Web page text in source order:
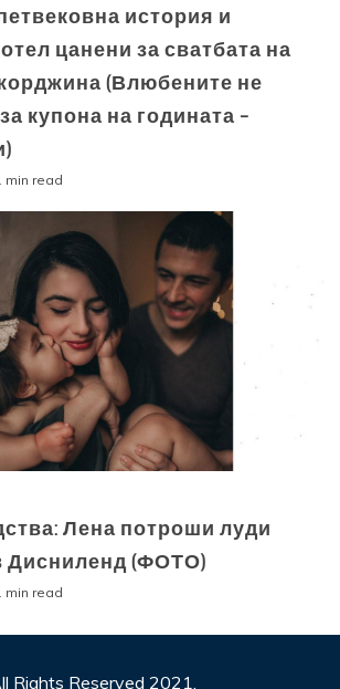
история и
цанени за сватбата на
(Влюбените не
купона на годината –
min read
Лена потроши луди
Дисниленд (ФОТО)
min read
Rights Reserved 2021.